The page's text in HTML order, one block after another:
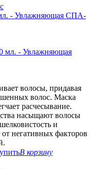
мл. - Увлажняющая СПА-
волосы, придавая
волос. Маска
расчесывание.
насыщают волосы
и
негативных факторов
В корзину